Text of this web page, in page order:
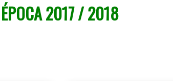
ÉPOCA 2017 / 2018